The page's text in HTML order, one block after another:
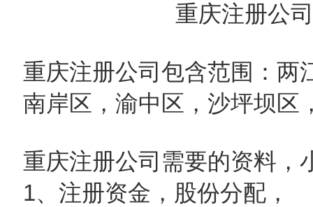
重庆注册公
重庆注册公司包含范围：两
南岸区，渝中区，沙坪坝区
重庆注册公司需要的资料，
1、注册资金，股份分配，